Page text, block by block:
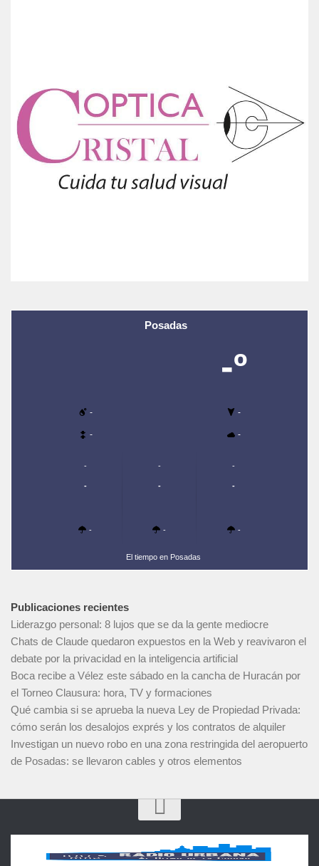
Posadas
-º
- -
- -
-
-
-
-
-
-
-
-
-
El tiempo en Posadas
Publicaciones recientes
Liderazgo personal: 8 lujos que se da la gente mediocre
Chats de Claude quedaron expuestos en la Web y reavivaron el
debate por la privacidad en la inteligencia artificial
Boca recibe a Vélez este sábado en la cancha de Huracán por
el Torneo Clausura: hora, TV y formaciones
Qué cambia si se aprueba la nueva Ley de Propiedad Privada:
cómo serán los desalojos exprés y los contratos de alquiler
Investigan un nuevo robo en una zona restringida del aeropuerto
de Posadas: se llevaron cables y otros elementos